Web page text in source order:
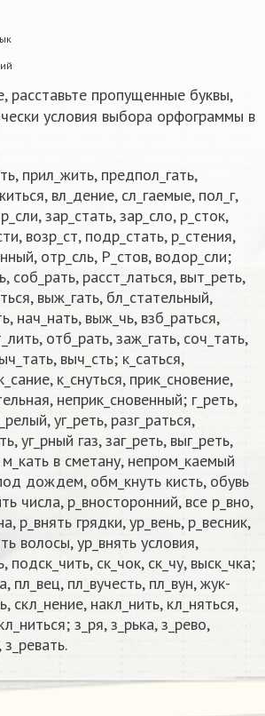
расставьте пропущенные буквы,
условия выбора орфограммы в
прил_жить, предпол_гать,
вл_дение, сл_гаемые, пол_г,
зар_стать, зар_сло, р_сток,
возр_ст, подр_стать, р_стения,
отр_сль, Р_стов, водор_сли;
соб_рать, расст_латься, выт_реть,
выж_гать, бл_стательный,
нач_нать, выж_чь, взб_раться,
отб_рать, заж_гать, соч_тать,
выч_сть; к_саться,
к_снуться, прик_сновение,
неприк_сновенный; г_реть,
уг_реть, разг_раться,
уг_рный газ, заг_реть, выг_реть,
м_кать в сметану, непром_каемый
дождем, обм_кнуть кисть, обувь
числа, р_вносторонний, все р_вно,
р_внять грядки, ур_вень, р_весник,
волосы, ур_внять условия,
подск_чить, ск_чок, ск_чу, выск_чка;
пл_вец, пл_вучесть, пл_вун, жук-
скл_нение, накл_нить, кл_няться,
з_ря, з_рька, з_рево,